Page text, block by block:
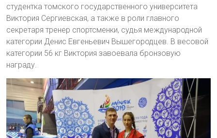
студентка томского государственного университета
Виктория Сергиевская, а также в роли главного
секретаря тренер спортсменки, судья международной
категории Денис Евгеньевич Вышегородцев. В весовой
категории 56 кг Виктория завоевала бронзовую
награду.